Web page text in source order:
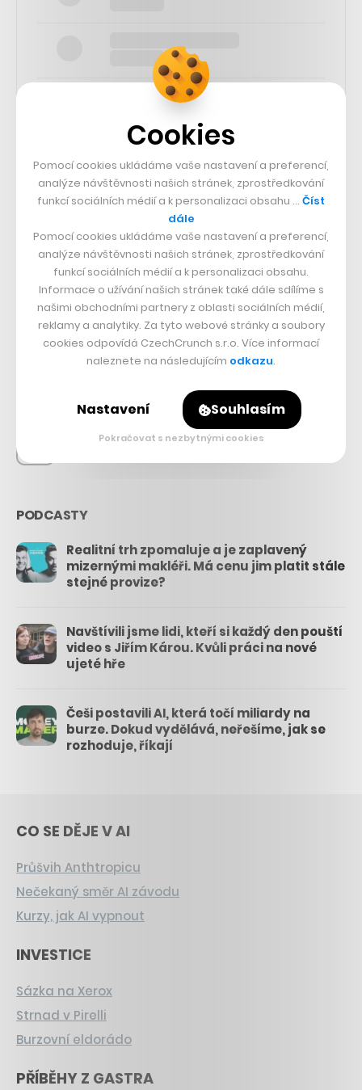
SLEDUJTE NÁS
73k
25k
65k
56.4k
PODCASTY
Realitní trh zpomaluje a je zaplavený
mizernými makléři. Má cenu jim platit stále
stejné provize?
Navštívili jsme lidi, kteří si každý den pouští
video s Jiřím Károu. Kvůli práci na nové
ujeté hře
Češi postavili AI, která točí miliardy na
burze. Dokud vydělává, neřešíme, jak se
rozhoduje, říkají
CO SE DĚJE V AI
Průšvih Anthtropicu
Nečekaný směr AI závodu
Kurzy, jak AI vypnout
INVESTICE
Sázka na Xerox
Strnad v Pirelli
Burzovní eldorádo
PŘÍBĚHY Z GASTRA
Cookies
Pomocí cookies ukládáme vaše nastavení a preferencí,
analýze návštěvnosti našich stránek, zprostředkování
funkcí sociálních médií a k personalizaci obsahu … Číst
dále
Pomocí cookies ukládáme vaše nastavení a preferencí,
analýze návštěvnosti našich stránek, zprostředkování
funkcí sociálních médií a k personalizaci obsahu.
Informace o užívání našich stránek také dále sdílíme s
našimi obchodními partnery z oblasti sociálních médií,
reklamy a analytiky. Za tyto webové stránky a soubory
cookies odpovídá CzechCrunch s.r.o. Více informací
naleznete na následujícím odkazu.
Nastavení Souhlasím
Pokračovat s nezbytnými cookies